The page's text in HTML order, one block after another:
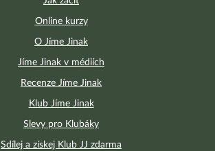
Online kurzy
O Jíme Jinak
Jíme Jinak v médiích
Recenze Jíme Jinak
Klub Jíme Jinak
Slevy pro Klubáky
Sdílej a získej Klub JJ zdarma